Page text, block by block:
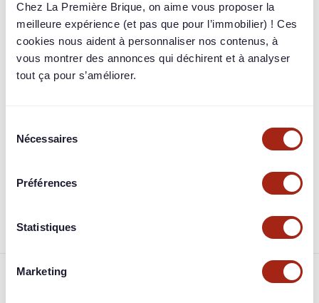
Chez La Première Brique, on aime vous proposer la
meilleure expérience (et pas que pour l’immobilier) ! Ces
cookies nous aident à personnaliser nos contenus, à
vous montrer des annonces qui déchirent et à analyser
tout ça pour s’améliorer.
Nécessaires
Préférences
Statistiques
Marketing
+31,50%sur 5 ans
Paiement
Mensuel
Identifiez-vous pour consulter toutes les informations du